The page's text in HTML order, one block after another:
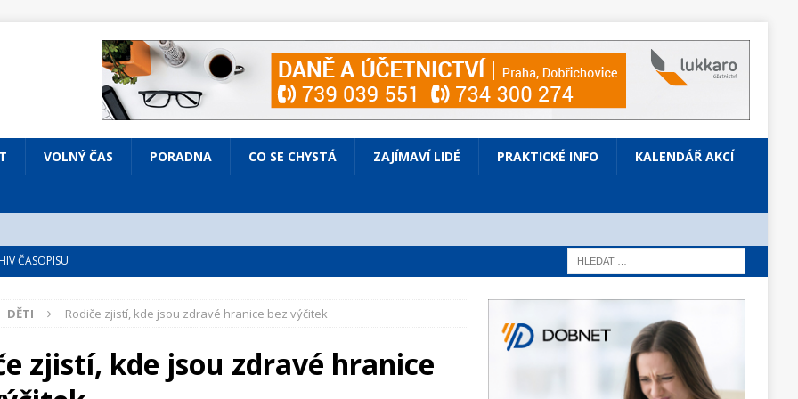
VOLNÝ ČAS PORADNA CO SE CHYSTÁ ZAJÍMAVÍ LIDÉ PRAKTICKÉ INFO KALENDÁŘ AKCÍ
ČASOPISU
VOLNÝ ČAS
Prodaná nevěsta
KULTURA
ve Všenorech KULTURA
DĚTI Rodiče zjistí, kde jsou zdravé hranice bez výčitek
zjistí, kde jsou zdravé hranice